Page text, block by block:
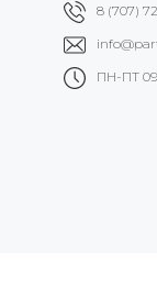
8 (707)
ПН-ПТ